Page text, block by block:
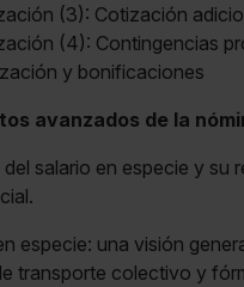
(3): Cotización
(4): Contingencias
y bonificaciones
avanzados de la
salario en especie y su
especie: una visión
transporte colectivo y
IOT